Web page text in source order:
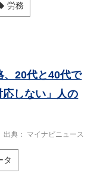
労務
、20代と40代で
しない」人の
出典 マイナビニュース
タ